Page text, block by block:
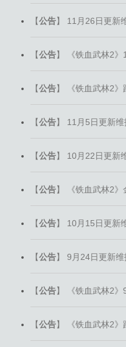
【公告】 11月26日更新
【公告】 《铁血武林2
【公告】 《铁血武林2
【公告】 11月5日更新
【公告】 10月22日更新
【公告】
【公告】 10月15日更新
【公告】 9月24日更新
【公告】 《铁血武林2
【公告】 《铁血武林2